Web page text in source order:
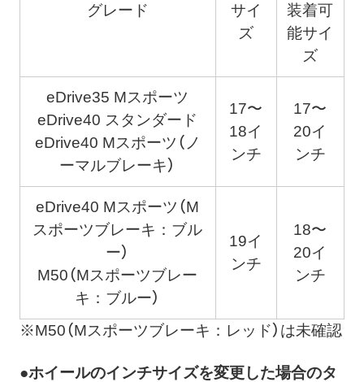
グレード
サイ
ズ
装着可
能サイ
ズ
eDrive35 Mスポーツ
eDrive40 スタンダード
eDrive40 Mスポーツ（ノ
ーマルブレーキ）
17〜
18イ
ンチ
17〜
20イ
ンチ
eDrive40 Mスポーツ（M
スポーツブレーキ：ブル
ー）
M50（Mスポーツブレー
キ：ブルー）
19イ
ンチ
18〜
20イ
ンチ
※M50（Mスポーツブレーキ：レッド）は未確認
●ホイールのインチサイズを変更した場合のタ